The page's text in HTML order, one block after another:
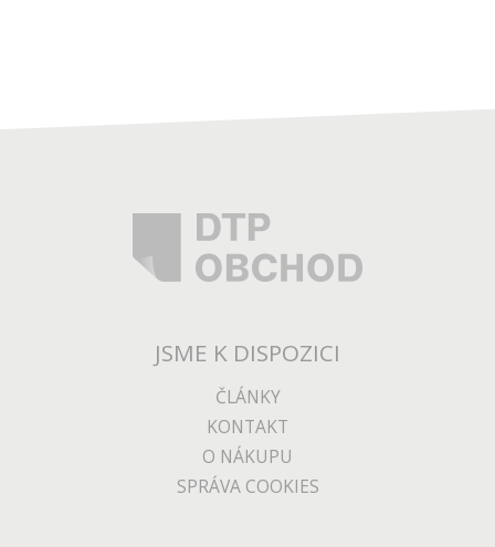
JSME K DISPOZICI
ČLÁNKY
KONTAKT
O NÁKUPU
SPRÁVA COOKIES